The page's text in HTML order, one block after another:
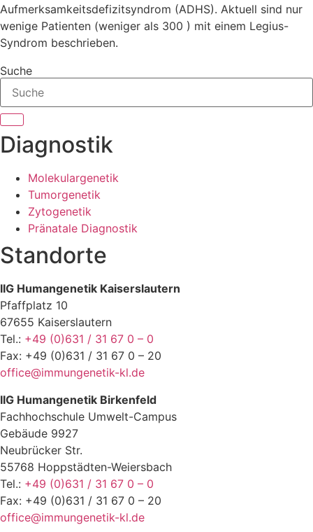
Aufmerksamkeitsdefizitsyndrom (ADHS). Aktuell sind nur
wenige Patienten (weniger als 300 ) mit einem Legius-
Syndrom beschrieben.
Suche
Diagnostik
Molekulargenetik
Tumorgenetik
Zytogenetik
Pränatale Diagnostik
Standorte
IIG Humangenetik Kaiserslautern
Pfaffplatz 10
67655 Kaiserslautern
Tel.: +49 (0)631 / 31 67 0 – 0
Fax: +49 (0)631 / 31 67 0 – 20
office@immungenetik-kl.de
IIG Humangenetik Birkenfeld
Fachhochschule Umwelt-Campus
Gebäude 9927
Neubrücker Str.
55768 Hoppstädten-Weiersbach
Tel.: +49 (0)631 / 31 67 0 – 0
Fax: +49 (0)631 / 31 67 0 – 20
office@immungenetik-kl.de